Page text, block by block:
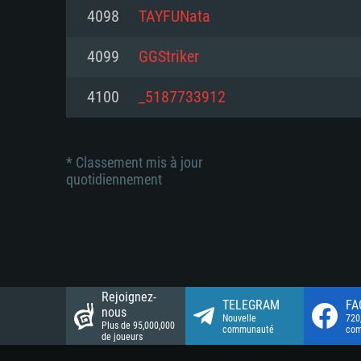
Disque dur: 23.1 Go (client
Disque dur: 62,2 Go (client
Connection: Connexion Internet
Disque dur: 62,2 Go (client
4098 TAYFUNata
4099 GGStriker
4100 _5187733912
* Classement mis à jour
quotidiennement
Rejoignez-
nous
Plus de 95,000,000
de joueurs
TELEGRAM
Nouvelle
communauté